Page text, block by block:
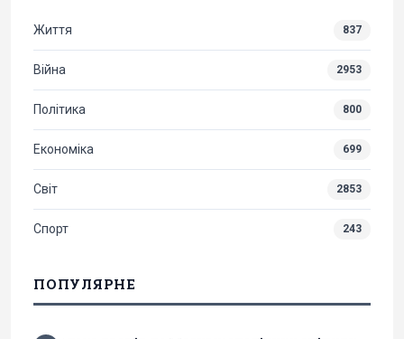
Життя 837
Війна 2953
Політика 800
Економіка 699
Світ 2853
Спорт 243
ПОПУЛЯРНЕ